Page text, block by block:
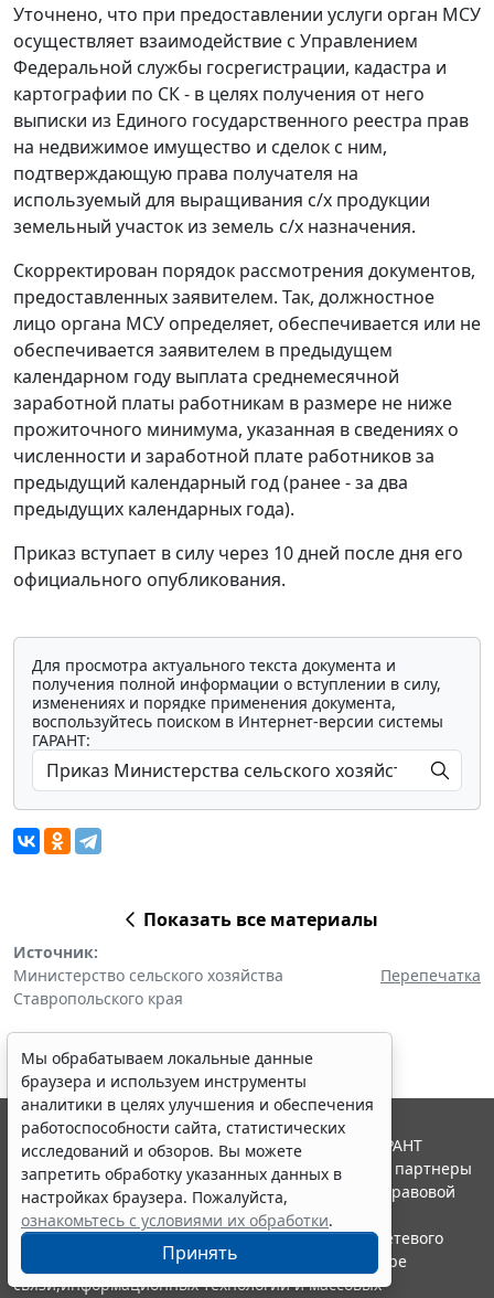
Уточнено, что при предоставлении услуги орган МСУ
осуществляет взаимодействие с Управлением
Федеральной службы госрегистрации, кадастра и
картографии по СК - в целях получения от него
выписки из Единого государственного реестра прав
на недвижимое имущество и сделок с ним,
подтверждающую права получателя на
используемый для выращивания с/х продукции
земельный участок из земель с/х назначения.
Скорректирован порядок рассмотрения документов,
предоставленных заявителем. Так, должностное
лицо органа МСУ определяет, обеспечивается или не
обеспечивается заявителем в предыдущем
календарном году выплата среднемесячной
заработной платы работникам в размере не ниже
прожиточного минимума, указанная в сведениях о
численности и заработной плате работников за
предыдущий календарный год (ранее - за два
предыдущих календарных года).
Приказ вступает в силу через 10 дней после дня его
официального опубликования.
Для просмотра актуального текста документа и
получения полной информации о вступлении в силу,
изменениях и порядке применения документа,
воспользуйтесь поиском в Интернет-версии системы
ГАРАНТ:
Показать все материалы
Источник:
Министерство сельского хозяйства
Ставропольского края
Перепечатка
Мы обрабатываем локальные данные
браузера и используем инструменты
аналитики в целях улучшения и обеспечения
работоспособности сайта, статистических
исследований и обзоров. Вы можете
запретить обработку указанных данных в
настройках браузера. Пожалуйста,
ознакомьтесь с условиями их обработки.
Принять
© ООО "НПП "ГАРАНТ-СЕРВИС", 2026. Система ГАРАНТ
выпускается с 1990 года. Компания "Гарант" и ее партнеры
являются участниками Российской ассоциации правовой
информации ГАРАНТ.
Портал ГАРАНТ.РУ зарегистрирован в качестве сетевого
издания Федеральной службой по надзору в сфере
связи,информационных технологий и массовых